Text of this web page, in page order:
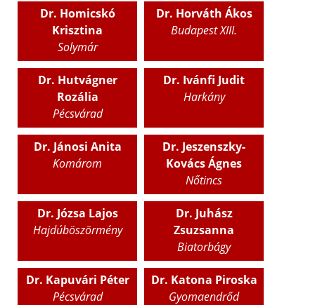
Dr. Homicskó
Krisztina
Solymár
Dr. Horváth Ákos
Budapest XIII.
Dr. Hutvágner
Rozália
Pécsvárad
Dr. Ivánfi Judit
Harkány
Dr. Jánosi Anita
Komárom
Dr. Jeszenszky-
Kovács Ágnes
Nőtincs
Dr. Józsa Lajos
Hajdúböszörmény
Dr. Juhász
Zsuzsanna
Biatorbágy
Dr. Kapuvári Péter
Pécsvárad
Dr. Katona Piroska
Gyomaendrőd